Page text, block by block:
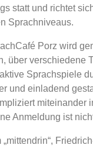
statt und richtet
Sprachniveaus.
Porz wird
über verschiedene
Sprachspiele
und einladend
miteinander
Anmeldung ist